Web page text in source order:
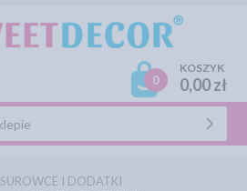
0
KOSZYK
0,00 zł
SUROWCE I DODATKI